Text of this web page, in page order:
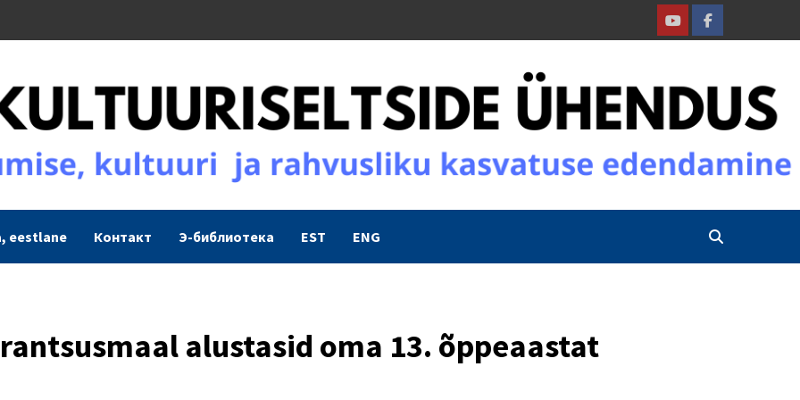
YoutubeFacebook
eestlane Контакт Э-библиотека EST ENG
alustasid oma 13. õppeaastat